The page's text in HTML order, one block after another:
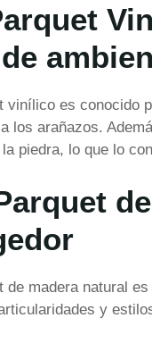
vinílico es conocido
los arañazos.
piedra, lo que lo
de madera natural
y